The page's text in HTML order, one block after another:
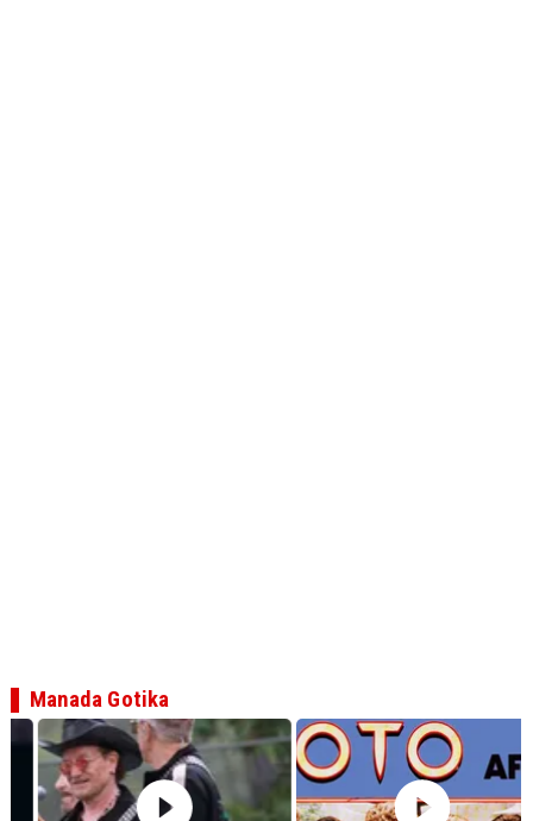
Manada Gotika